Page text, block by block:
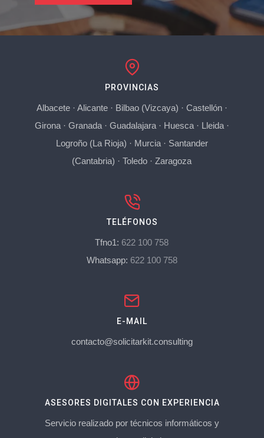
PROVINCIAS
Albacete· Alicante· Bilbao (Vizcaya) · Castellón·
Girona· Granada· Guadalajara· Huesca· Lleida·
Logroño (La Rioja) · Murcia· Santander
(Cantabria) ·Toledo ·Zaragoza
TELÉFONOS
Tfno1: 622 100 758
Whatsapp: 622 100 758
E-MAIL
contacto@solicitarkit.consulting
ASESORES DIGITALES CON EXPERIENCIA
Servicio realizado por técnicos informáticos y